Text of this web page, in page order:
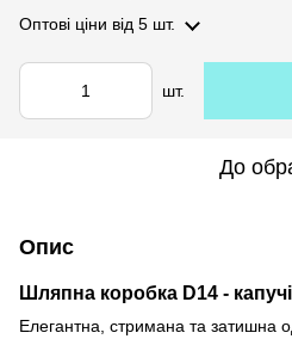
Оптові ціни від 5 шт.
шт.
До
Опис
Шляпна коробка D14 -
Елегантна, стримана та затишна